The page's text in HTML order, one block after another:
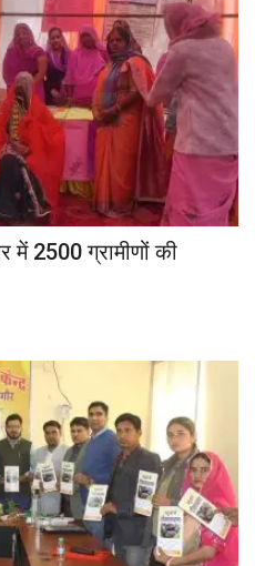
में 2500 ग्रामीणों की